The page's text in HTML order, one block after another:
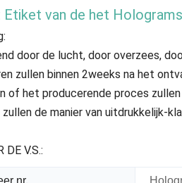
van de het
door de lucht, door overzees,
zullen binnen 2weeks na het
of het producerende proces zullen
de manier van uitdrukkelijk-
DE V.S.:
nr.